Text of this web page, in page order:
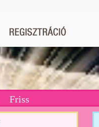
Friss